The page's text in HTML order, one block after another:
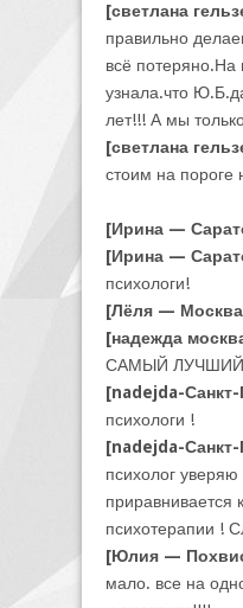
[светлана
правильно
всё
узнала.что
лет!!! А мы
[светлана
стоим на пороге
[Ирина —
[Ирина —
психологи!
[Лёля —
[надежда
САМЫЙ
[nadejda-Санкт-
психологи !
[nadejda-Санкт-
психолог
приравнивается
психотерапии !
[Юлия —
мало. все на